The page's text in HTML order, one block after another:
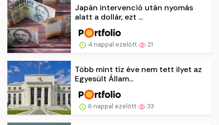
Japán intervenció után nyomás
alatt a dollár, ezt ...
4 nappal ezelőtt 21
Több mint tíz éve nem tett ilyet az
Egyesült Állam...
6 nappal ezelőtt 33